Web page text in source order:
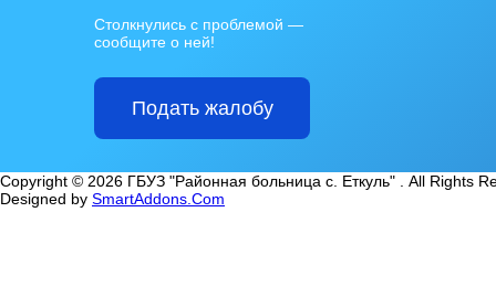
Столкнулись с проблемой —
сообщите о ней!
Подать жалобу
Copyright © 2026 ГБУЗ "Районная больница с. Еткуль" . All Rights
Designed by SmartAddons.Com